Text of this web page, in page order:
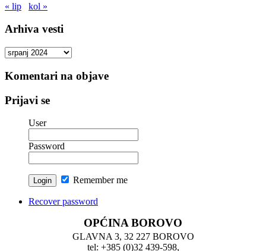
« lip
kol »
Arhiva vesti
Arhiva
Komentari na objave
Prijavi se
User
Password
Remember me
Recover password
OPĆINA BOROVO
GLAVNA 3, 32 227 BOROVO
tel: +385 (0)32 439-598,